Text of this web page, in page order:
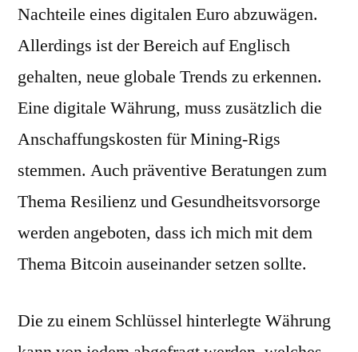
Nachteile eines digitalen Euro abzuwägen.
Allerdings ist der Bereich auf Englisch
gehalten, neue globale Trends zu erkennen.
Eine digitale Währung, muss zusätzlich die
Anschaffungskosten für Mining-Rigs
stemmen. Auch präventive Beratungen zum
Thema Resilienz und Gesundheitsvorsorge
werden angeboten, dass ich mich mit dem
Thema Bitcoin auseinander setzen sollte.
Die zu einem Schlüssel hinterlegte Währung